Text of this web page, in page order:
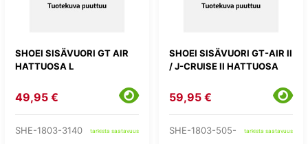
SHOEI SISÄVUORI GT AIR
HATTUOSA L
49,95 €
SHE-1803-3140 tarkista saatavuus
SHOEI SISÄVUORI GT-AIR II
/ J-CRUISE II HATTUOSA
59,95 €
SHE-1803-505- tarkista saatavuus